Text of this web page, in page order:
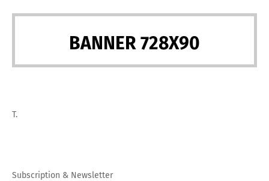
BANNER 728X90
T.
Subscription & Newsletter